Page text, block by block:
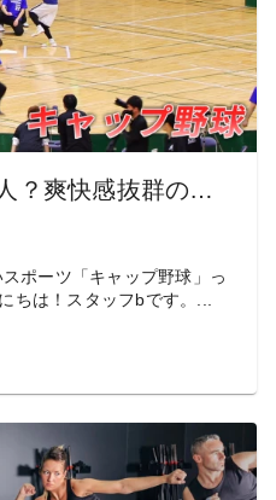
競技人口推定約１万人？爽快感抜群のスポーツ「キャップ野球」の魅力とは
ポーツ「キャップ野球」っ
ちは！スタッフbです。...